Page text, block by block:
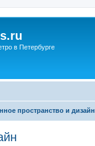
в Петербурге
пространство и дизайн